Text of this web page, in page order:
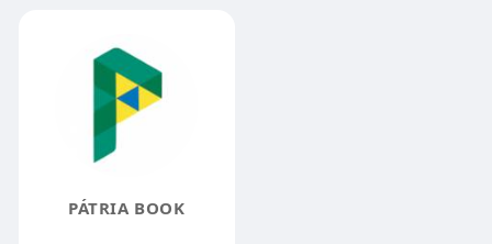
PÁTRIA BOOK